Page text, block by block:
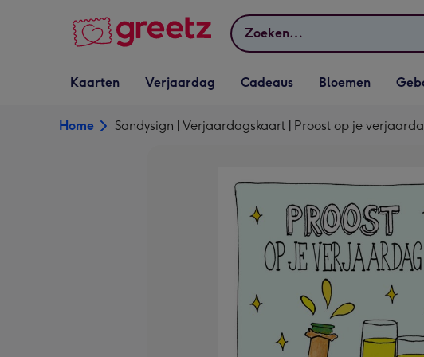
Zoeken
Vervolgkeuzelijst
Kaarten openen
Kaarten
Vervolgkeuzelijst
Verjaardag openen
Verjaardag
Vervolgkeuzelijst
Cadeaus openen
Cadeaus
Vervolgkeuzelijst
Bloemen openen
Bloemen
Home Sandysign | Verjaardagskaart | Proost op je